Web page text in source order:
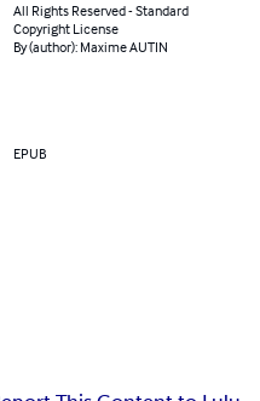
All Rights Reserved - Standard
Copyright License
By (author): Maxime AUTIN
EPUB